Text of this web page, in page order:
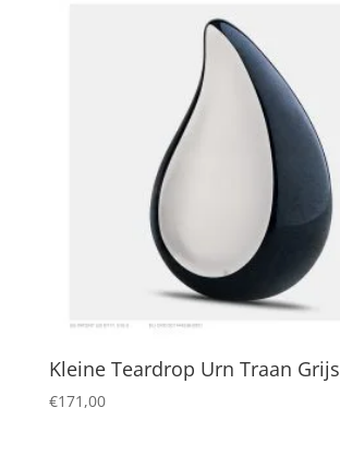
Kleine Teardrop Urn Traan Grijs
€171,00